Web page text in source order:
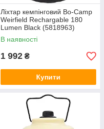
Ліхтар кемпінговий Bo-Camp
Weirfield Rechargable 180
Lumen Black (5818963)
В наявності
1 992 ₴
Купити